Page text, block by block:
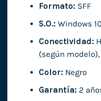
Formato: SFF
S.O.: Windows 10
Conectividad:
(según modelo),
Color: Negro
Garantía: 2